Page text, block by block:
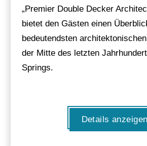
„Premier Double Decker
bietet den Gästen einen
bedeutendsten
der Mitte des letzten
Springs.
Details anzeigen